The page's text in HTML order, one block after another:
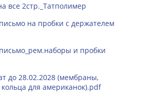
все 2стр._Татполимер
на пробки с держателем
и пробки
до 28.02.2028 (мембраны,
для американок).pdf